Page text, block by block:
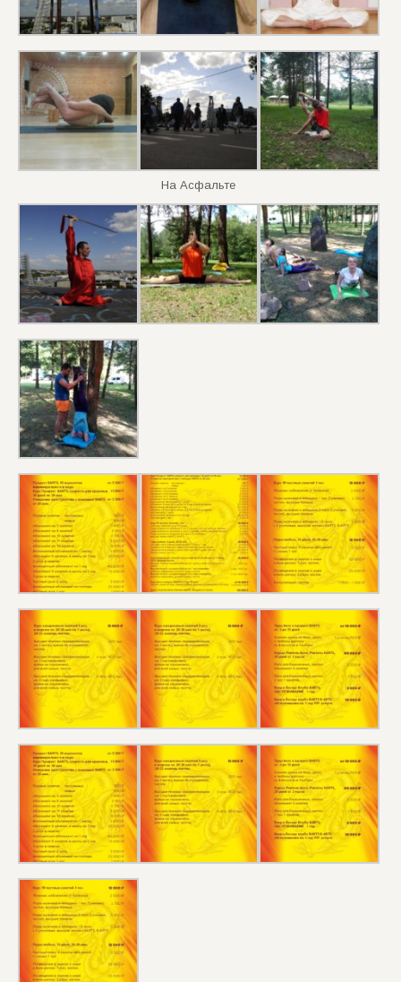
На Асфальте